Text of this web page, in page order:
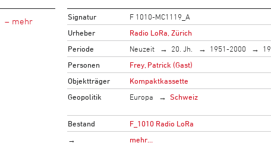
Signatur
F 1010-MC1119_A
Urheber
Radio LoRa, Zürich
Periode
Neuzeit 20. Jh. 1951-2000
Personen
Frey, Patrick (Gast)
Objektträger
Kompaktkassette
Geopolitik
Europa Schweiz
Bestand
F_1010 Radio LoRa
→
mehr…